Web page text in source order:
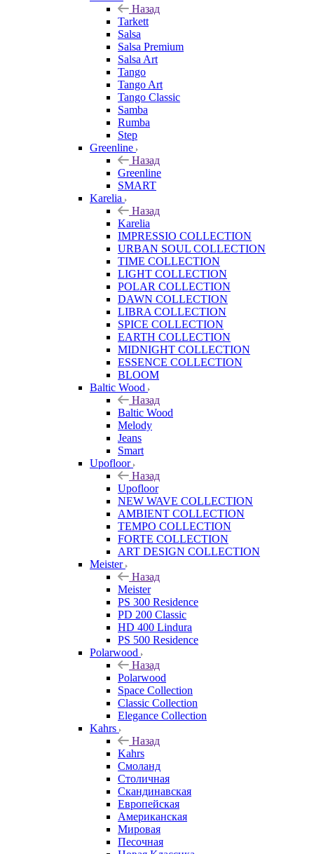
Назад
Tarkett
Salsa
Salsa Premium
Salsa Art
Tango
Tango Art
Tango Classic
Samba
Rumba
Step
Greenline
Назад
Greenline
SMART
Karelia
Назад
Karelia
IMPRESSIO COLLECTION
URBAN SOUL COLLECTION
TIME COLLECTION
LIGHT COLLECTION
POLAR COLLECTION
DAWN COLLECTION
LIBRA COLLECTION
SPICE COLLECTION
EARTH COLLECTION
MIDNIGHT COLLECTION
ESSENCE COLLECTION
BLOOM
Baltic Wood
Назад
Baltic Wood
Melody
Jeans
Smart
Upofloor
Назад
Upofloor
NEW WAVE COLLECTION
AMBIENT COLLECTION
TEMPO COLLECTION
FORTE COLLECTION
ART DESIGN COLLECTION
Meister
Назад
Meister
PS 300 Residence
PD 200 Classic
HD 400 Lindura
PS 500 Residence
Polarwood
Назад
Polarwood
Space Collection
Classic Collection
Elegance Collection
Kahrs
Назад
Kahrs
Смоланд
Столичная
Скандинавская
Европейская
Американская
Мировая
Песочная